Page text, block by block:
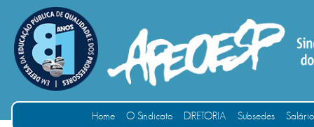
Home O Sindicato DIRETORIA Subsedes